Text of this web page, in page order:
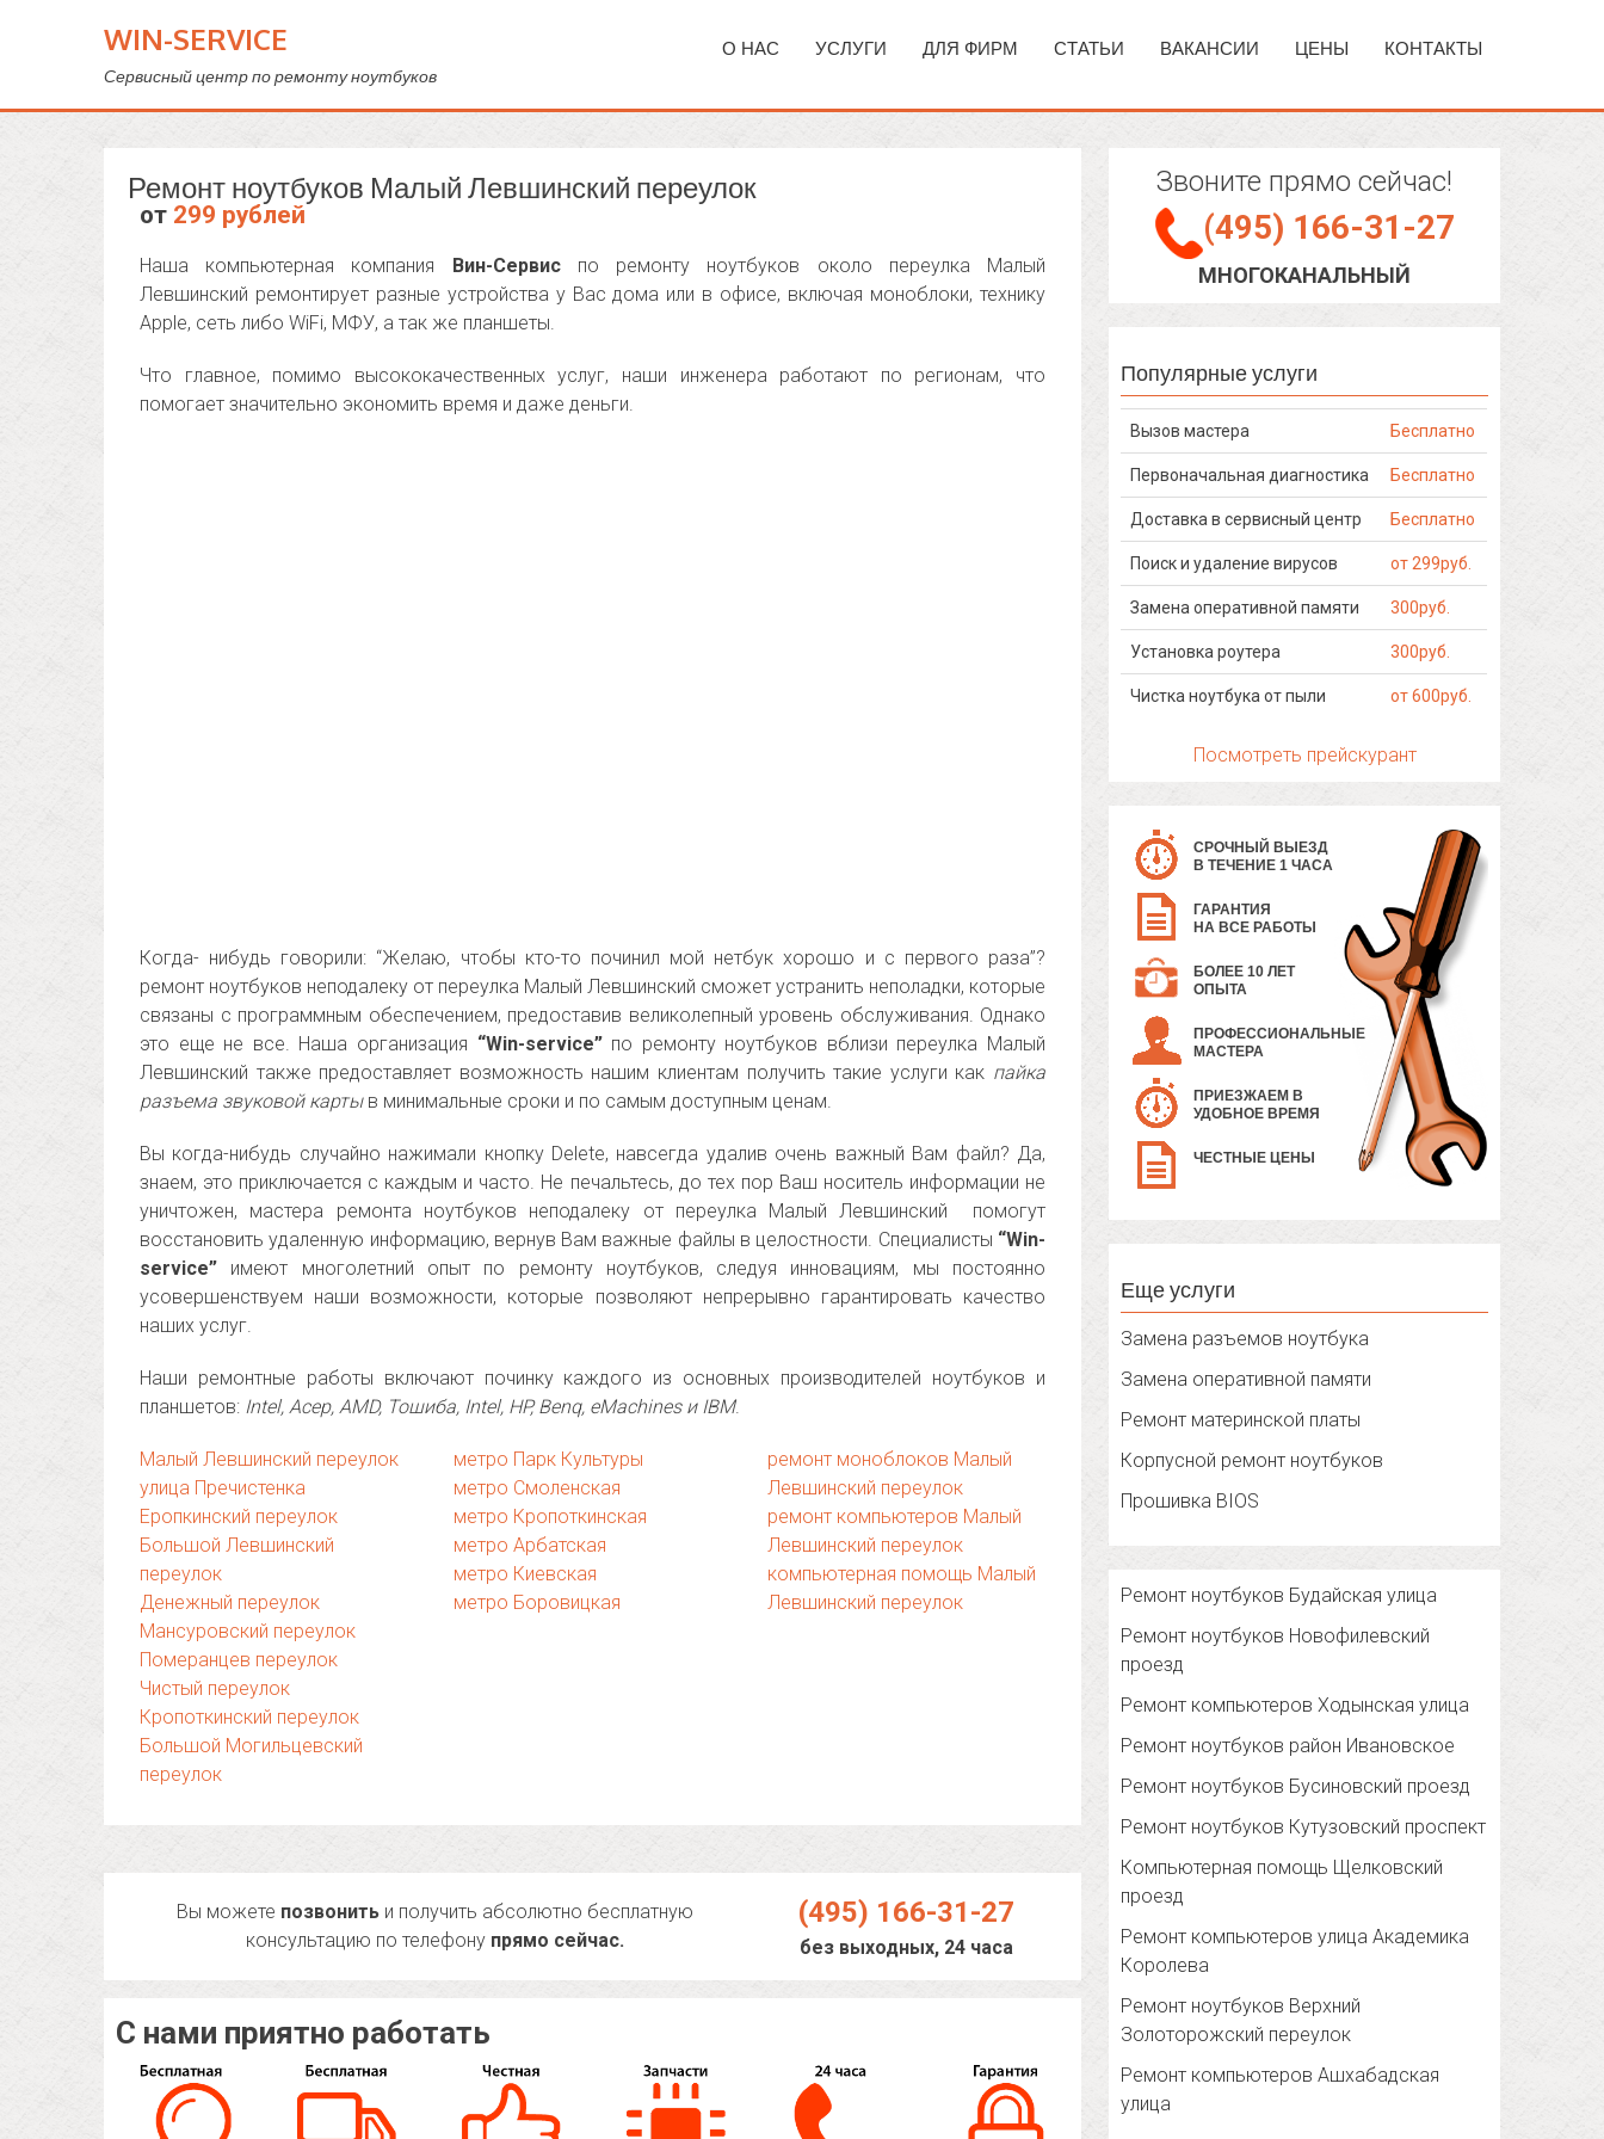
WIN-SERVICE
Сервисный центр по ремонту ноутбуков
О НАС УСЛУГИ ДЛЯ ФИРМ СТАТЬИ ВАКАНСИИ ЦЕНЫ КОНТАКТЫ
Ремонт ноутбуков Малый Левшинский переулок
от 299 рублей
Наша компьютерная компания Вин-Сервиспо ремонту ноутбуков около переулка Малый
Левшинский ремонтирует разные устройства у Вас дома или в офисе, включая моноблоки, технику
Apple, сеть либо WiFi, МФУ, а так же планшеты.
Что главное, помимо высококачественных услуг, наши инженера работают по регионам, что
помогает значительно экономить время и даже деньги.
Когда- нибудь говорили: “Желаю, чтобы кто-то починил мой нетбук хорошо и с первого раза”?
ремонт ноутбуков неподалеку от переулка Малый Левшинский сможет устранить неполадки, которые
связаны с программным обеспечением, предоставив великолепный уровень обслуживания. Однако
это еще не все. Наша организация “Win-service”по ремонту ноутбуков вблизи переулка Малый
Левшинский также предоставляет возможность нашим клиентам получить такие услуги как пайка
разъема звуковой картыв минимальные сроки и по самым доступным ценам.
Вы когда-нибудь случайно нажимали кнопку Delete, навсегда удалив очень важный Вам файл? Да,
знаем, это приключается с каждым и часто. Не печальтесь, до тех пор Ваш носитель информации не
уничтожен, мастера ремонта ноутбуков неподалеку от переулка Малый Левшинский помогут
восстановить удаленную информацию, вернув Вам важные файлы в целостности. Специалисты “Win-
service” имеют многолетний опыт по ремонту ноутбуков, следуя инновациям, мы постоянно
усовершенствуем наши возможности, которые позволяют непрерывно гарантировать качество
наших услуг.
Наши ремонтные работы включают починку каждого из основных производителей ноутбуков и
планшетов: Intel, Асер, AMD, Тошиба, Intel, HP, Benq, eMachines и IBM.
Малый Левшинский переулок
улица Пречистенка
Еропкинский переулок
Большой Левшинский
переулок
Денежный переулок
Мансуровский переулок
Померанцев переулок
Чистый переулок
Кропоткинский переулок
Большой Могильцевский
переулок
метро Парк Культуры
метро Смоленская
метро Кропоткинская
метро Арбатская
метро Киевская
метро Боровицкая
ремонт моноблоков Малый
Левшинский переулок
ремонт компьютеров Малый
Левшинский переулок
компьютерная помощь Малый
Левшинский переулок
Вы можете позвонить и получить абсолютно бесплатную
консультацию по телефону прямо сейчас.
(495) 166-31-27
без выходных, 24 часа
С нами приятно работать
Звоните прямо сейчас!
(495) 166-31-27
МНОГОКАНАЛЬНЫЙ
Популярные услуги
Вызов мастера Бесплатно
Первоначальная диагностика Бесплатно
Доставка в сервисный центр Бесплатно
Поиск и удаление вирусов от 299руб.
Замена оперативной памяти 300руб.
Установка роутера 300руб.
Чистка ноутбука от пыли от 600руб.
Посмотреть прейскурант
СРОЧНЫЙ ВЫЕЗД
В ТЕЧЕНИЕ 1 ЧАСА
ГАРАНТИЯ
НА ВСЕ РАБОТЫ
БОЛЕЕ 10 ЛЕТ
ОПЫТА
ПРОФЕССИОНАЛЬНЫЕ
МАСТЕРА
ПРИЕЗЖАЕМ В
УДОБНОЕ ВРЕМЯ
ЧЕСТНЫЕ ЦЕНЫ
Еще услуги
Замена разъемов ноутбука
Замена оперативной памяти
Ремонт материнской платы
Корпусной ремонт ноутбуков
Прошивка BIOS
Ремонт ноутбуков Будайская улица
Ремонт ноутбуков Новофилевский
проезд
Ремонт компьютеров Ходынская улица
Ремонт ноутбуков район Ивановское
Ремонт ноутбуков Бусиновский проезд
Ремонт ноутбуков Кутузовский проспект
Компьютерная помощь Щелковский
проезд
Ремонт компьютеров улица Академика
Королева
Ремонт ноутбуков Верхний
Золоторожский переулок
Ремонт компьютеров Ашхабадская
улица